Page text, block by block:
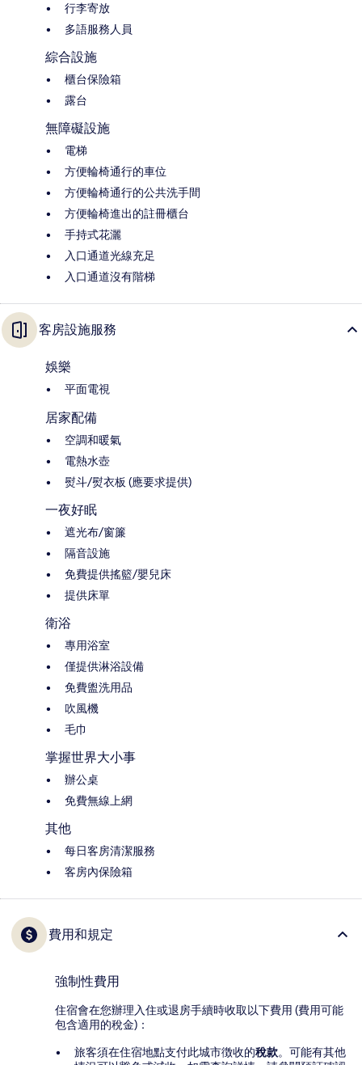
行李寄放
多語服務人員
綜合設施
櫃台保險箱
露台
無障礙設施
電梯
方便輪椅通行的車位
方便輪椅通行的公共洗手間
方便輪椅進出的註冊櫃台
手持式花灑
入口通道光線充足
入口通道沒有階梯
客房設施服務
娛樂
平面電視
居家配備
空調和暖氣
電熱水壺
熨斗/熨衣板 (應要求提供)
一夜好眠
遮光布/窗簾
隔音設施
免費提供搖籃/嬰兒床
提供床單
衛浴
專用浴室
僅提供淋浴設備
免費盥洗用品
吹風機
毛巾
掌握世界大小事
辦公桌
免費無線上網
其他
每日客房清潔服務
客房內保險箱
費用和規定
強制性費用
住宿會在您辦理入住或退房手續時收取以下費用 (費用可能
包含適用的稅金)：
旅客須在住宿地點支付此城市徴收的稅款。可能有其他